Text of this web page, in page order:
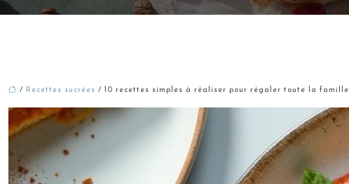
/ Recettes sucrées / 10 recettes simples à réaliser pour régaler toute la famille